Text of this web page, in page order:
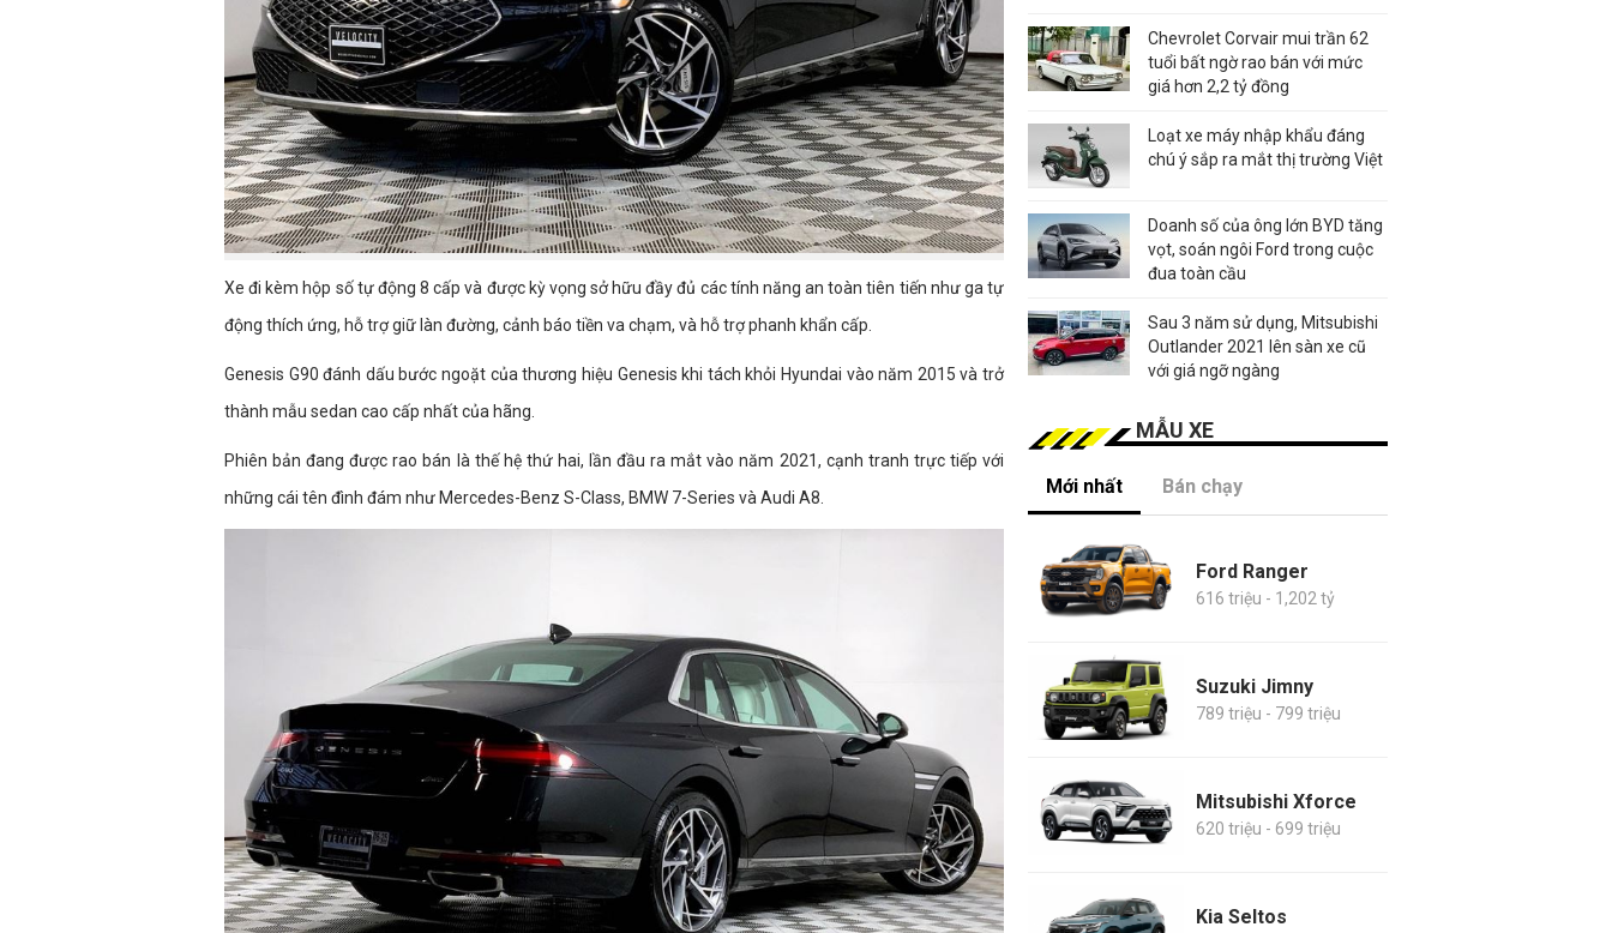
Xe đi kèm hộp số tự động 8 cấp và được kỳ vọng sở hữu đầy đủ các tính năng an toàn tiên tiến như ga tự
động thích ứng, hỗ trợ giữ làn đường, cảnh báo tiền va chạm, và hỗ trợ phanh khẩn cấp.
Genesis G90 đánh dấu bước ngoặt của thương hiệu Genesis khi tách khỏi Hyundai vào năm 2015 và trở
thành mẫu sedan cao cấp nhất của hãng.
Phiên bản đang được rao bán là thế hệ thứ hai, lần đầu ra mắt vào năm 2021, cạnh tranh trực tiếp với
những cái tên đình đám như Mercedes-Benz S-Class, BMW 7-Series và Audi A8.
Chevrolet Corvair mui trần 62
tuổi bất ngờ rao bán với mức
giá hơn 2,2 tỷ đồng
Loạt xe máy nhập khẩu đáng
chú ý sắp ra mắt thị trường Việt
Doanh số của ông lớn BYD tăng
vọt, soán ngôi Ford trong cuộc
đua toàn cầu
Sau 3 năm sử dụng, Mitsubishi
Outlander 2021 lên sàn xe cũ
với giá ngỡ ngàng
MẪU XE
Mới nhất Bán chạy
Ford Ranger
616 triệu - 1,202 tỷ
Suzuki Jimny
789 triệu - 799 triệu
Mitsubishi Xforce
620 triệu - 699 triệu
Kia Seltos